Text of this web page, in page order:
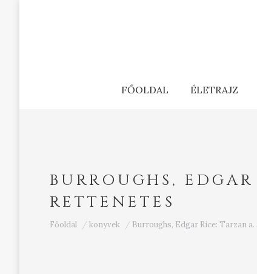
FŐOLDAL ÉLETRAJZ
BURROUGHS,
RETTENETES
Ön itt van:
Főoldal konyvek Burroughs, Edgar Rice: Tarzan